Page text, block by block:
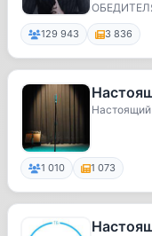
ОБЕДИТЕЛЯ
129 943 3 836
Настоящий
1 010 1 073